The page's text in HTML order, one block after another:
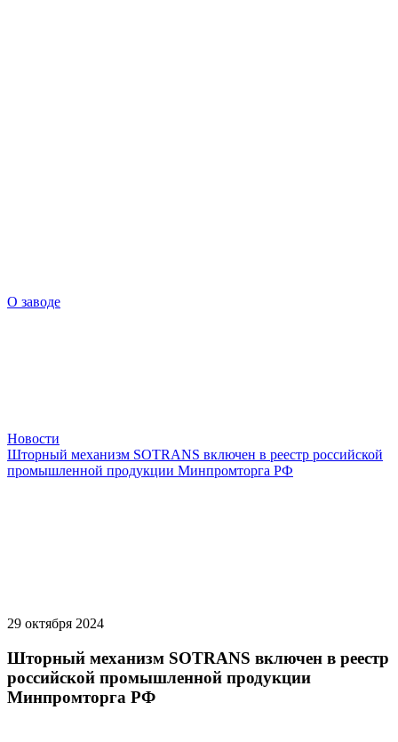
О заводе
Новости
Шторный механизм SOTRANS включен в реестр российской
промышленной продукции Минпромторга РФ
29 октября 2024
Шторный механизм SOTRANS включен в реестр
российской промышленной продукции
Минпромторга РФ